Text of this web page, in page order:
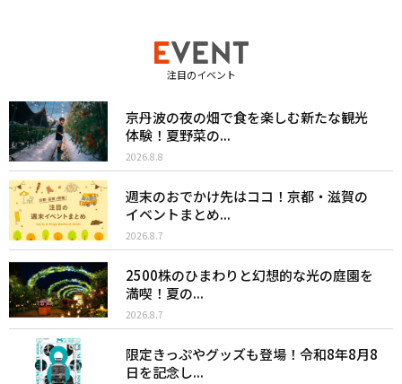
注目のイベント
京丹波の夜の畑で食を楽しむ新たな観光
体験！夏野菜の...
2026.8.8
週末のおでかけ先はココ！京都・滋賀の
イベントまとめ...
2026.8.7
2500株のひまわりと幻想的な光の庭園を
満喫！夏の...
2026.8.7
限定きっぷやグッズも登場！令和8年8月8
日を記念し...